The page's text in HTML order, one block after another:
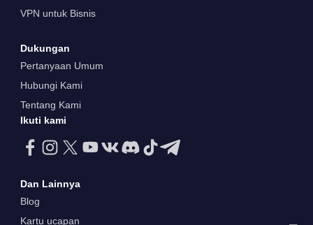
VPN untuk Bisnis
Dukungan
Pertanyaan Umum
Hubungi Kami
Tentang Kami
Ikuti kami
Dan Lainnya
Blog
Kartu ucapan